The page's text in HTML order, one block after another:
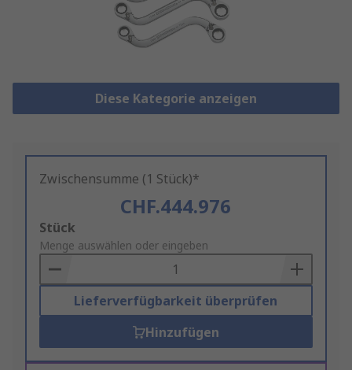
Diese Kategorie anzeigen
Zwischensumme (1 Stück)*
CHF.444.976
Add
to
Basket
Stück
Menge auswählen oder eingeben
Lieferverfügbarkeit überprüfen
Hinzufügen